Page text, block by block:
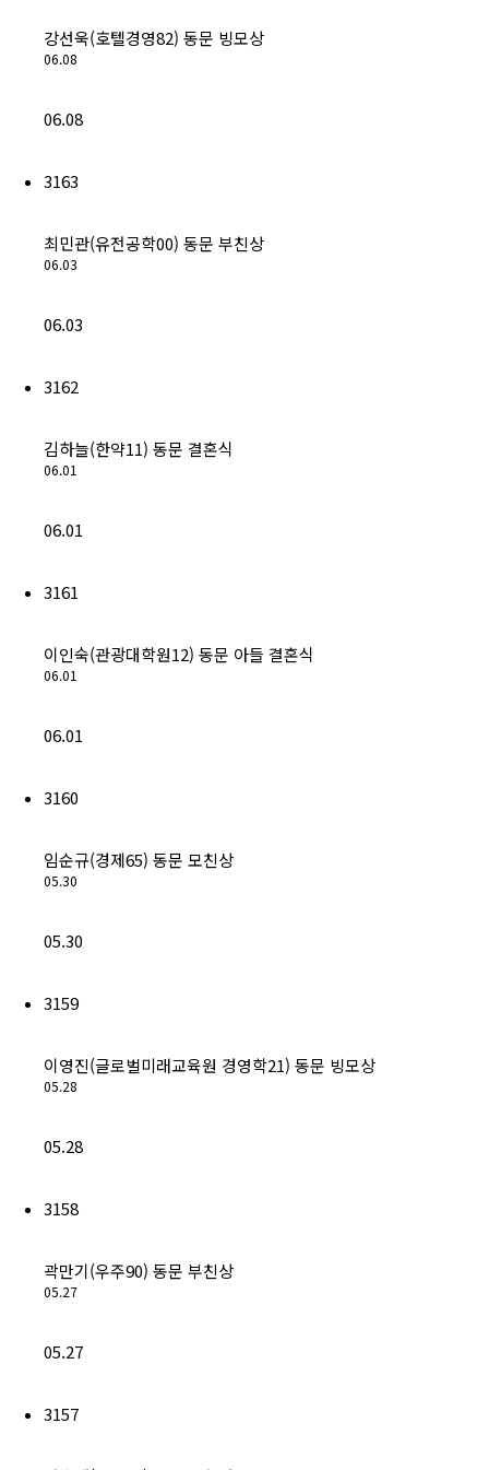
강선욱(호텔경영82) 동문 빙모상
06.08
06.08
3163
최민관(유전공학00) 동문 부친상
06.03
06.03
3162
김하늘(한약11) 동문 결혼식
06.01
06.01
3161
이인숙(관광대학원12) 동문 아들 결혼식
06.01
06.01
3160
임순규(경제65) 동문 모친상
05.30
05.30
3159
이영진(글로벌미래교육원 경영학21) 동문 빙모상
05.28
05.28
3158
곽만기(우주90) 동문 부친상
05.27
05.27
3157